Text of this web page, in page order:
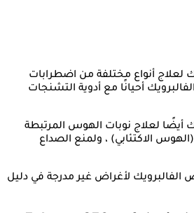
أنواع مختلفة من اضطرابات
أحيانًا مع أدوية التشنجات
لعلاج نوبات الهوس المرتبطة
الاكتئابي) ، ولمنع الصداع
لأغراض غير مدرجة في دليل